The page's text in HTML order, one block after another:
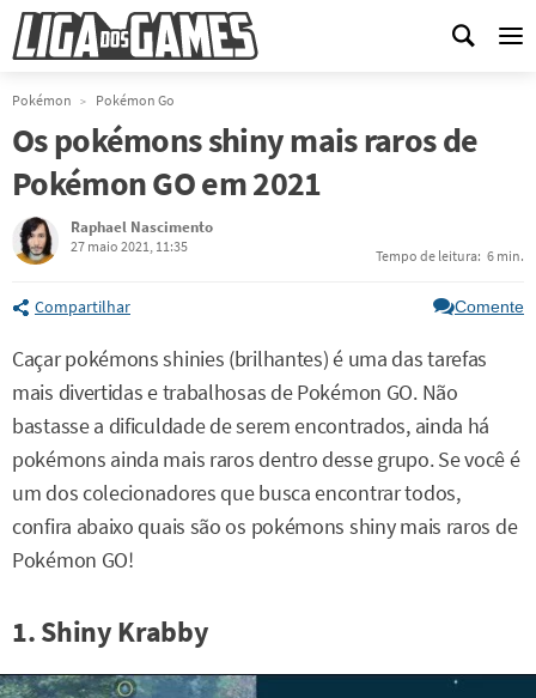
Pokémon Pokémon Go
Os pokémons shiny mais raros de
Pokémon GO em 2021
Raphael Nascimento
27 maio 2021, 11:35
Tempo de leitura: 6 min.
Compartilhar Comente
Caçar pokémons shinies (brilhantes) é uma das tarefas
mais divertidas e trabalhosas de Pokémon GO. Não
bastasse a dificuldade de serem encontrados, ainda há
pokémons ainda mais raros dentro desse grupo. Se você é
um dos colecionadores que busca encontrar todos,
confira abaixo quais são os pokémons shiny mais raros de
Pokémon GO!
1. Shiny Krabby